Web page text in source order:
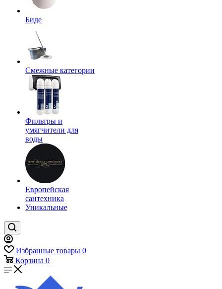
Биде
Смежные категории
Фильтры и
умягчители для
воды
Европейская
сантехника
Уникальные
Избранные товары 0
Корзина 0